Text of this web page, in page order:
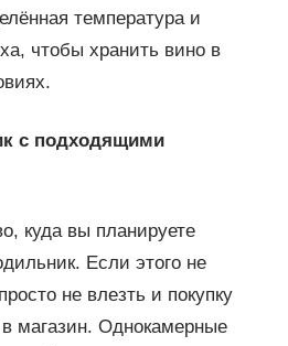
температура и
чтобы хранить вино в
с подходящими
куда вы планируете
Если этого не
не влезть и покупку
магазин. Однокамерные